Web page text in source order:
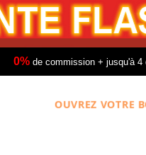
0% de commission + jusqu'à
OUVREZ VOTRE